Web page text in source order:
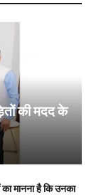
की मदद के
मानना है कि उनका